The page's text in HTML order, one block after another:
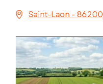
Saint-Laon - 86200